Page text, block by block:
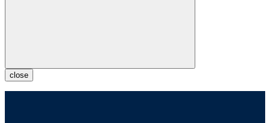
close